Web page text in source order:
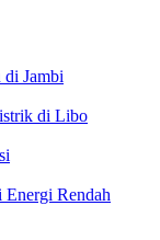
di Jambi
di Libo
Energi Rendah